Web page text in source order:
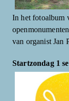
In het fotoalbum
van organist Jan
Startzondag 1